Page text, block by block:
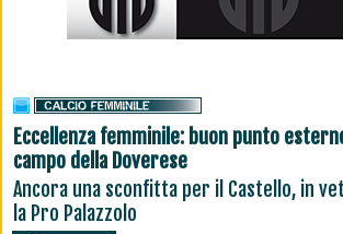
Eccellenza femminile: buon punto
campo della Doverese
Ancora una sconfitta per il Castello, in
la Pro Palazzolo